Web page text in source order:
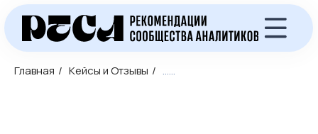
Главная / Кейсы и Отзывы / ......